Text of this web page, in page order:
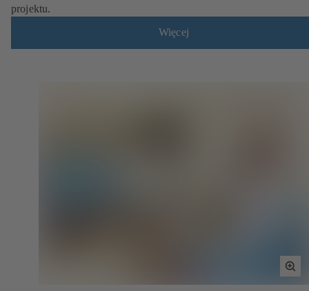
projektu.
Więcej
Full